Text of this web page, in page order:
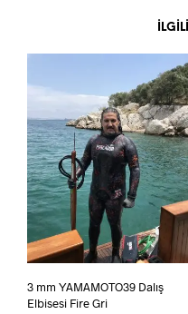
3 mm YAMAMOTO39 Dalış
Elbisesi Fire Gri